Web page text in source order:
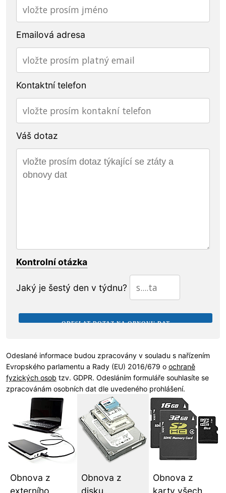
Emailová adresa
Kontaktní telefon
Váš dotaz
Kontrolní otázka
Jaký je šestý den v týdnu?
Odeslané informace budou zpracovány v souladu s nařízením
Evropského parlamentu a Rady (EU) 2016/679 o ochraně
fyzických osob tzv. GDPR. Odesláním formuláře souhlasíte se
zpracovánám osobních dat dle uvedeného prohlášení.
Obnova z
externího
Obnova z
disku
Obnova z
karty všech